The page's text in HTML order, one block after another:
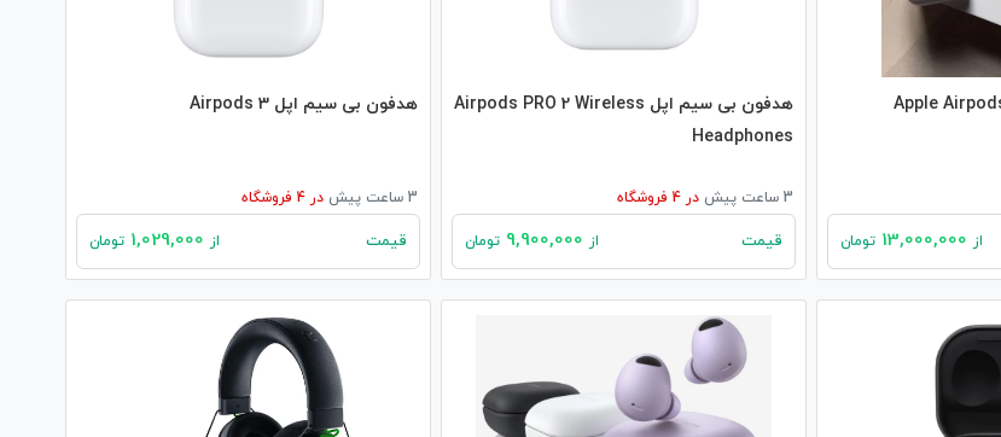
از تومان
هدفون بی‌ سیم اپل Airpods PRO 2 Wireless
Headphones
3 ساعت پیش در فروشگاه
قیمت از تومان
هدفون بی‌ سیم اپل Airpods 3
3 ساعت پیش در فروشگاه
قیمت از تومان